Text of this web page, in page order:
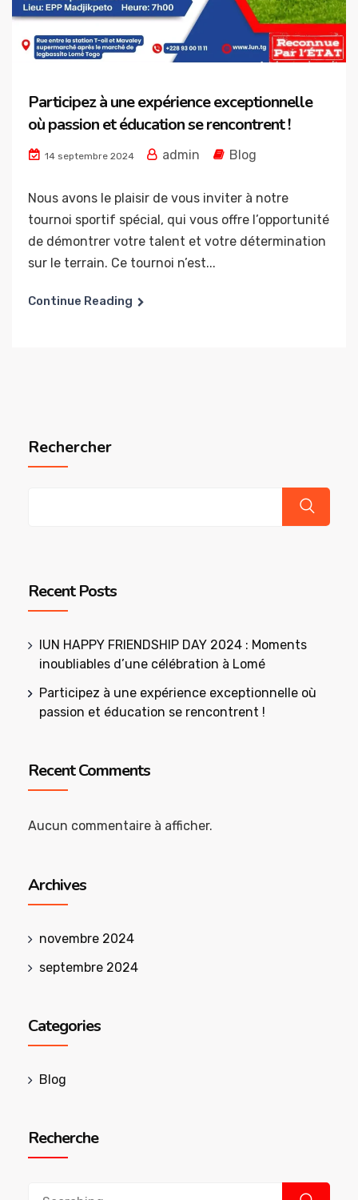
Participez à une expérience exceptionnelle
où passion et éducation se rencontrent !
14 septembre 2024 admin Blog
Nous avons le plaisir de vous inviter à notre
tournoi sportif spécial, qui vous offre l’opportunité
de démontrer votre talent et votre détermination
sur le terrain. Ce tournoi n’est...
Continue Reading
Rechercher
Recent Posts
IUN HAPPY FRIENDSHIP DAY 2024 : Moments
inoubliables d’une célébration à Lomé
Participez à une expérience exceptionnelle où
passion et éducation se rencontrent !
Recent Comments
Aucun commentaire à afficher.
Archives
novembre 2024
septembre 2024
Categories
Blog
Recherche